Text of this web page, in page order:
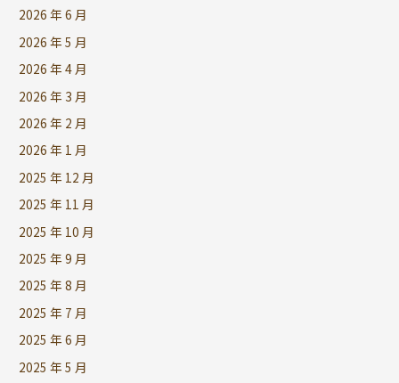
2026 年 6 月
2026 年 5 月
2026 年 4 月
2026 年 3 月
2026 年 2 月
2026 年 1 月
2025 年 12 月
2025 年 11 月
2025 年 10 月
2025 年 9 月
2025 年 8 月
2025 年 7 月
2025 年 6 月
2025 年 5 月